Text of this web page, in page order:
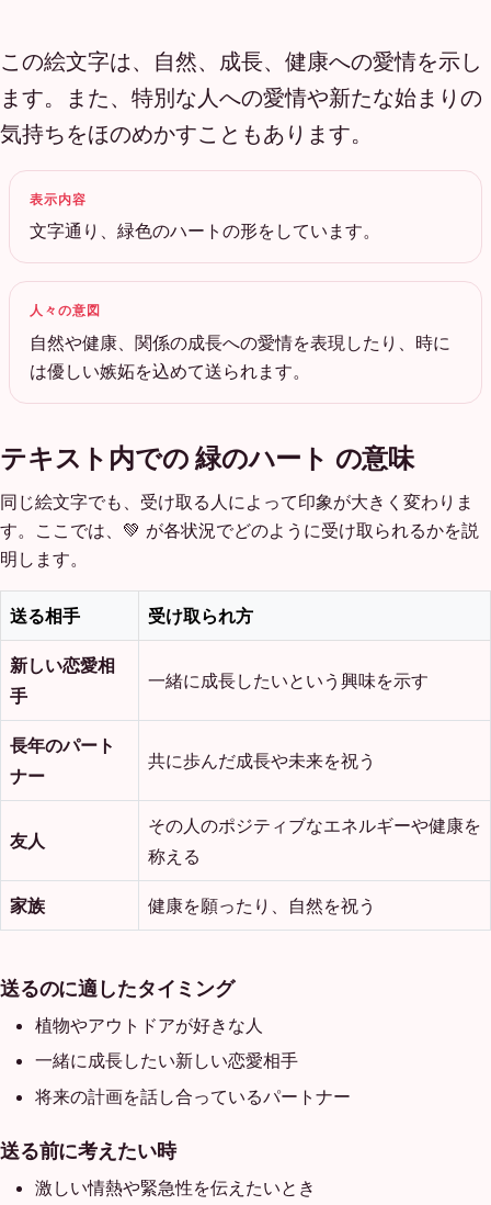
この絵文字は、自然、成長、健康への愛情を示し
ます。また、特別な人への愛情や新たな始まりの
気持ちをほのめかすこともあります。
表示内容
文字通り、緑色のハートの形をしています。
人々の意図
自然や健康、関係の成長への愛情を表現したり、時に
は優しい嫉妬を込めて送られます。
テキスト内での 緑のハート の意味
同じ絵文字でも、受け取る人によって印象が大きく変わりま
す。ここでは、💚 が各状況でどのように受け取られるかを説
明します。
送る相手 受け取られ方
新しい恋愛相
手
一緒に成長したいという興味を示す
長年のパート
ナー
共に歩んだ成長や未来を祝う
友人
その人のポジティブなエネルギーや健康を
称える
家族 健康を願ったり、自然を祝う
送るのに適したタイミング
植物やアウトドアが好きな人
一緒に成長したい新しい恋愛相手
将来の計画を話し合っているパートナー
送る前に考えたい時
激しい情熱や緊急性を伝えたいとき